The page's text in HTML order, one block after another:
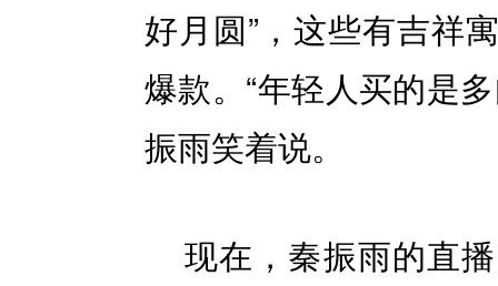
好月圆”，这些有吉祥
爆款。“年轻人买的是
振雨笑着说。
现在，秦振雨的直